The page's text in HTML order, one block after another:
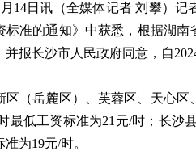
日讯（全媒体记者 刘攀）记
标准的通知》中获悉，根据湖
并报长沙市人民政府同意，自
岳麓区）、芙蓉区、天心区
最低工资标准为21元/时；长沙
为19元/时。